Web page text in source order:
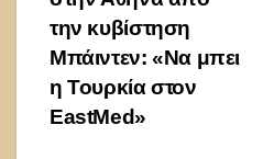
άρθρων
την κυβίστηση
Μπάιντεν: «Να μπει
η Τουρκία στον
EastMed»